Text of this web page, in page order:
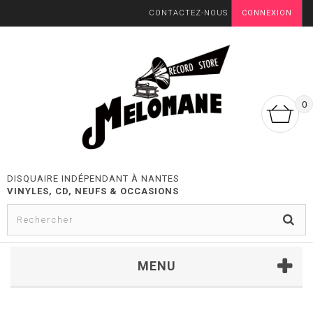
CONNEXION
CONTACTEZ-NOUS
0
DISQUAIRE INDÉPENDANT À NANTES
VINYLES, CD, NEUFS & OCCASIONS
MENU